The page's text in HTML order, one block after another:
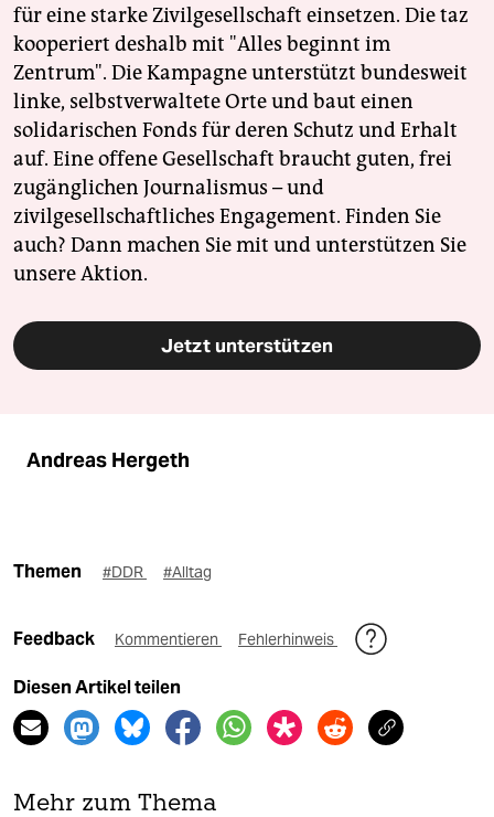
für eine starke Zivilgesellschaft einsetzen. Die taz
kooperiert deshalb mit "Alles beginnt im
Zentrum". Die Kampagne unterstützt bundesweit
linke, selbstverwaltete Orte und baut einen
solidarischen Fonds für deren Schutz und Erhalt
auf. Eine offene Gesellschaft braucht guten, frei
zugänglichen Journalismus – und
zivilgesellschaftliches Engagement. Finden Sie
auch? Dann machen Sie mit und unterstützen Sie
unsere Aktion.
Jetzt unterstützen
Andreas Hergeth
Themen #DDR #Alltag
Feedback Kommentieren Fehlerhinweis
Diesen Artikel teilen
Mehr zum Thema